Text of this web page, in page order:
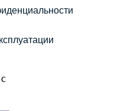
Υποσέλιδο